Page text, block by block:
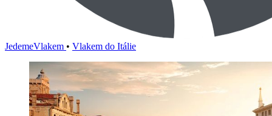
JedemeVlakem • Vlakem do Itálie